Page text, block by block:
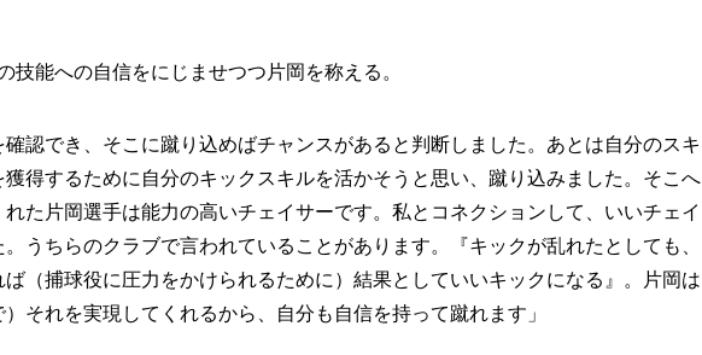
能への自信をにじませつつ片岡を称える。
確認でき、そこに蹴り込めばチャンスがあると判断しました。あとは自分のスキ
得するために自分のキックスキルを活かそうと思い、蹴り込みました。そこへ
た片岡選手は能力の高いチェイサーです。私とコネクションして、いいチェイ
うちらのクラブで言われていることがあります。『キックが乱れたとしても、
（捕球役に圧力をかけられるために）結果としていいキックになる』。片岡は
それを実現してくれるから、自分も自信を持って蹴れます」